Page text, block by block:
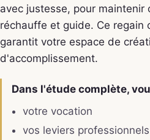
avec justesse, pour maintenir
réchauffe et guide. Ce regain
garantit votre espace de
d'accomplissement.
Dans l'étude complète,
votre vocation
vos leviers professionnels